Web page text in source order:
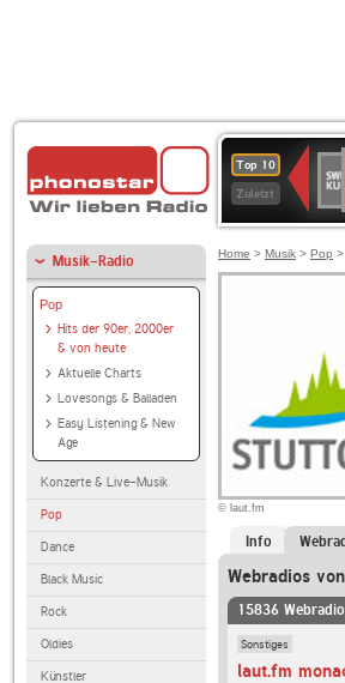
Top 10
Zuletzt
Musik-Radio
Pop
Hits der 90er, 2000er
& von heute
Aktuelle Charts
Lovesongs & Balladen
Easy Listening & New
Age
Konzerte & Live-Musik
Pop
Dance
Black Music
Rock
Oldies
Künstler
Home > Musik > Pop >
© laut.fm
Info
Webradios
15836 Webradio
Sonstiges
laut.fm